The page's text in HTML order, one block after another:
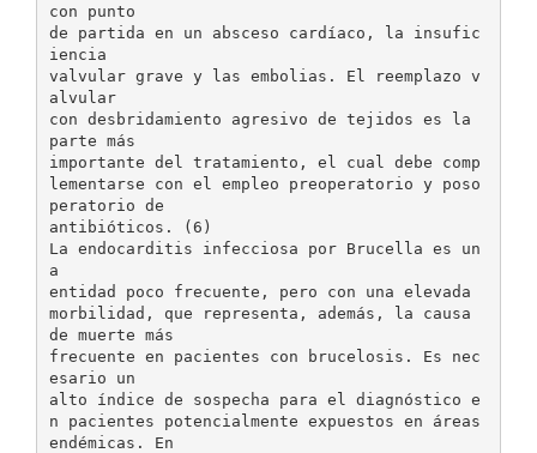
con punto
de partida en un absceso cardíaco, la insufic
iencia
valvular grave y las embolias. El reemplazo v
alvular
con desbridamiento agresivo de tejidos es la
parte más
importante del tratamiento, el cual debe comp
lementarse con el empleo preoperatorio y poso
peratorio de
antibióticos. (6)
La endocarditis infecciosa por Brucella es un
a
entidad poco frecuente, pero con una elevada
morbilidad, que representa, además, la causa
de muerte más
frecuente en pacientes con brucelosis. Es nec
esario un
alto índice de sospecha para el diagnóstico e
n pacientes potencialmente expuestos en áreas
endémicas. En